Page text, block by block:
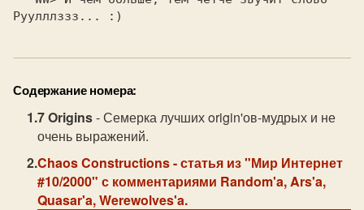
Содержание номера:
7 Origins- Семерка лучших origin'ов-мудрых и не
очень выражений.
Chaos Constructions- статья из "Мир Интернет
#10/2000" с комментариями Random'a, Ars'a,
Quasar'a, Werewolves'a.